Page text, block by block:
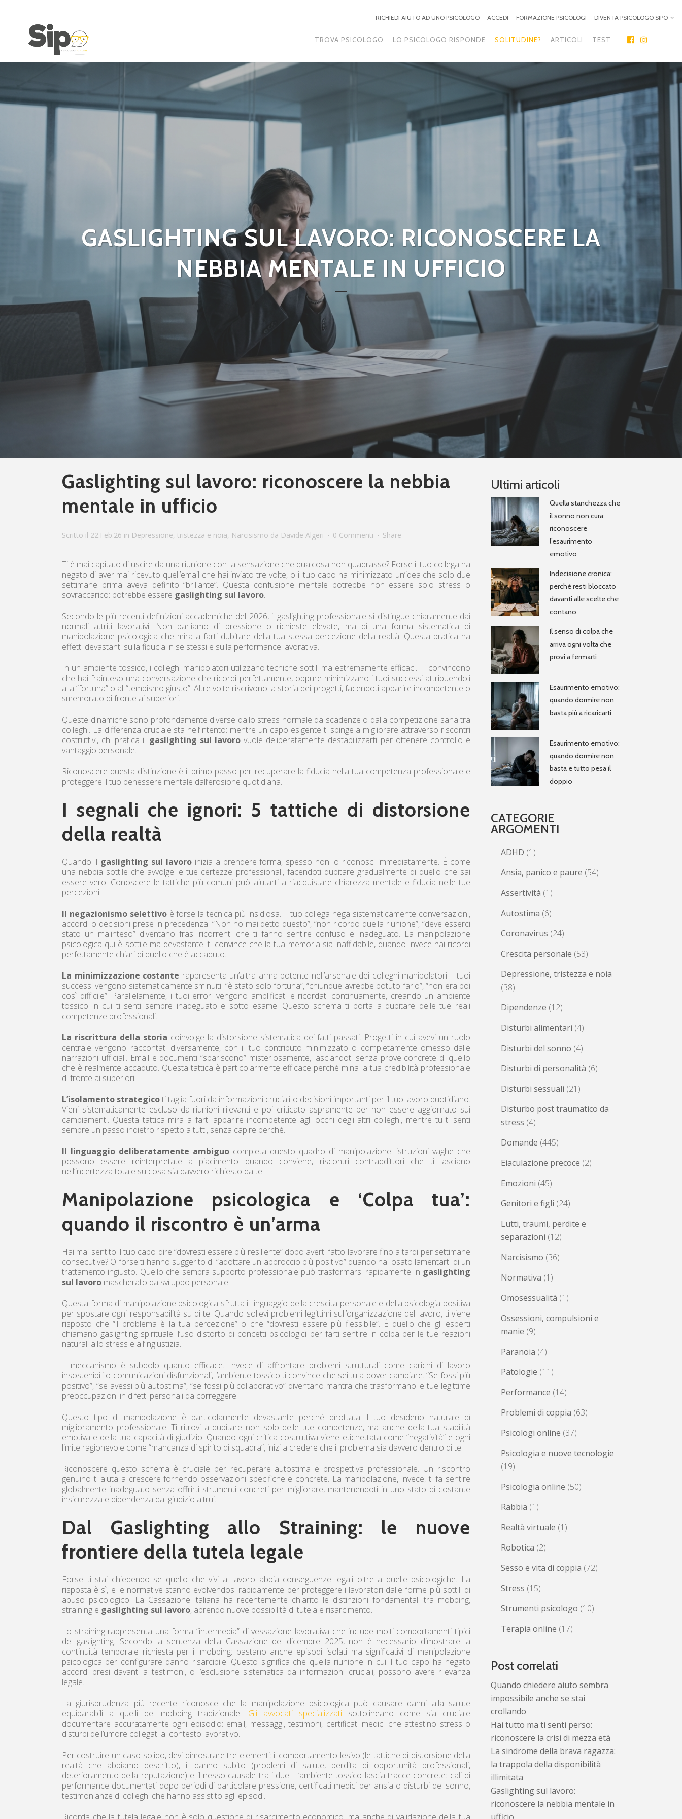
RICHIEDI AIUTO AD UNO PSICOLOGO ACCEDI FORMAZIONE PSICOLOGI DIVENTA PSICOLOGO SIPO
TROVA PSICOLOGO LO PSICOLOGO RISPONDE SOLITUDINE? ARTICOLI TEST
GASLIGHTING SUL LAVORO: RICONOSCERE LA
NEBBIA MENTALE IN UFFICIO
Gaslighting sul lavoro: riconoscere la nebbia
mentale in ufficio
Scritto il 22.Feb.26 in Depressione, tristezza e noia, Narcisismo da Davide Algeri 0 Commenti Share
Ti è mai capitato di uscire da una riunione con la sensazione che qualcosa non quadrasse? Forse il tuo collega ha
negato di aver mai ricevuto quell’email che hai inviato tre volte, o il tuo capo ha minimizzato un’idea che solo due
settimane prima aveva definito “brillante”. Questa confusione mentale potrebbe non essere solo stress o
sovraccarico: potrebbe essere gaslighting sul lavoro.
Secondo le più recenti definizioni accademiche del 2026, il gaslighting professionale si distingue chiaramente dai
normali attriti lavorativi. Non parliamo di pressione o richieste elevate, ma di una forma sistematica di
manipolazione psicologica che mira a farti dubitare della tua stessa percezione della realtà. Questa pratica ha
effetti devastanti sulla fiducia in se stessi e sulla performance lavorativa.
In un ambiente tossico, i colleghi manipolatori utilizzano tecniche sottili ma estremamente efficaci. Ti convincono
che hai frainteso una conversazione che ricordi perfettamente, oppure minimizzano i tuoi successi attribuendoli
alla “fortuna” o al “tempismo giusto”. Altre volte riscrivono la storia dei progetti, facendoti apparire incompetente o
smemorato di fronte ai superiori.
Queste dinamiche sono profondamente diverse dallo stress normale da scadenze o dalla competizione sana tra
colleghi. La differenza cruciale sta nell’intento: mentre un capo esigente ti spinge a migliorare attraverso riscontri
costruttivi, chi pratica il gaslighting sul lavorovuole deliberatamente destabilizzarti per ottenere controllo e
vantaggio personale.
Riconoscere questa distinzione è il primo passo per recuperare la fiducia nella tua competenza professionale e
proteggere il tuo benessere mentale dall’erosione quotidiana.
I segnali che ignori: 5 tattiche di distorsione
della realtà
Quando il gaslighting sul lavoroinizia a prendere forma, spesso non lo riconosci immediatamente. È come
una nebbia sottile che avvolge le tue certezze professionali, facendoti dubitare gradualmente di quello che sai
essere vero. Conoscere le tattiche più comuni può aiutarti a riacquistare chiarezza mentale e fiducia nelle tue
percezioni.
Il negazionismo selettivoè forse la tecnica più insidiosa. Il tuo collega nega sistematicamente conversazioni,
accordi o decisioni prese in precedenza. “Non ho mai detto questo”, “non ricordo quella riunione”, “deve esserci
stato un malinteso” diventano frasi ricorrenti che ti fanno sentire confuso e inadeguato. La manipolazione
psicologica qui è sottile ma devastante: ti convince che la tua memoria sia inaffidabile, quando invece hai ricordi
perfettamente chiari di quello che è accaduto.
La minimizzazione costante rappresenta un’altra arma potente nell’arsenale dei colleghi manipolatori. I tuoi
successi vengono sistematicamente sminuiti: “è stato solo fortuna”, “chiunque avrebbe potuto farlo”, “non era poi
così difficile”. Parallelamente, i tuoi errori vengono amplificati e ricordati continuamente, creando un ambiente
tossico in cui ti senti sempre inadeguato e sotto esame. Questo schema ti porta a dubitare delle tue reali
competenze professionali.
La riscrittura della storia coinvolge la distorsione sistematica dei fatti passati. Progetti in cui avevi un ruolo
centrale vengono raccontati diversamente, con il tuo contributo minimizzato o completamente omesso dalle
narrazioni ufficiali. Email e documenti “spariscono” misteriosamente, lasciandoti senza prove concrete di quello
che è realmente accaduto. Questa tattica è particolarmente efficace perché mina la tua credibilità professionale
di fronte ai superiori.
L’isolamento strategicoti taglia fuori da informazioni cruciali o decisioni importanti per il tuo lavoro quotidiano.
Vieni sistematicamente escluso da riunioni rilevanti e poi criticato aspramente per non essere aggiornato sui
cambiamenti. Questa tattica mira a farti apparire incompetente agli occhi degli altri colleghi, mentre tu ti senti
sempre un passo indietro rispetto a tutti, senza capire perché.
Il linguaggio deliberatamente ambiguo completa questo quadro di manipolazione: istruzioni vaghe che
possono essere reinterpretate a piacimento quando conviene, riscontri contraddittori che ti lasciano
nell’incertezza totale su cosa sia davvero richiesto da te.
Manipolazione psicologica e ‘Colpa tua’:
quando il riscontro è un’arma
Hai mai sentito il tuo capo dire “dovresti essere più resiliente” dopo averti fatto lavorare fino a tardi per settimane
consecutive? O forse ti hanno suggerito di “adottare un approccio più positivo” quando hai osato lamentarti di un
trattamento ingiusto. Quello che sembra supporto professionale può trasformarsi rapidamente in gaslighting
sul lavoro mascherato da sviluppo personale.
Questa forma di manipolazione psicologica sfrutta il linguaggio della crescita personale e della psicologia positiva
per spostare ogni responsabilità su di te. Quando sollevi problemi legittimi sull’organizzazione del lavoro, ti viene
risposto che “il problema è la tua percezione” o che “dovresti essere più flessibile”. È quello che gli esperti
chiamano gaslighting spirituale: l’uso distorto di concetti psicologici per farti sentire in colpa per le tue reazioni
naturali allo stress e all’ingiustizia.
Il meccanismo è subdolo quanto efficace. Invece di affrontare problemi strutturali come carichi di lavoro
insostenibili o comunicazioni disfunzionali, l’ambiente tossico ti convince che sei tu a dover cambiare. “Se fossi più
positivo”, “se avessi più autostima”, “se fossi più collaborativo” diventano mantra che trasformano le tue legittime
preoccupazioni in difetti personali da correggere.
Questo tipo di manipolazione è particolarmente devastante perché dirottata il tuo desiderio naturale di
miglioramento professionale. Ti ritrovi a dubitare non solo delle tue competenze, ma anche della tua stabilità
emotiva e della tua capacità di giudizio. Quando ogni critica costruttiva viene etichettata come “negatività” e ogni
limite ragionevole come “mancanza di spirito di squadra”, inizi a credere che il problema sia davvero dentro di te.
Riconoscere questo schema è cruciale per recuperare autostima e prospettiva professionale. Un riscontro
genuino ti aiuta a crescere fornendo osservazioni specifiche e concrete. La manipolazione, invece, ti fa sentire
globalmente inadeguato senza offrirti strumenti concreti per migliorare, mantenendoti in uno stato di costante
insicurezza e dipendenza dal giudizio altrui.
Dal Gaslighting allo Straining: le nuove
frontiere della tutela legale
Forse ti stai chiedendo se quello che vivi al lavoro abbia conseguenze legali oltre a quelle psicologiche. La
risposta è sì, e le normative stanno evolvendosi rapidamente per proteggere i lavoratori dalle forme più sottili di
abuso psicologico. La Cassazione italiana ha recentemente chiarito le distinzioni fondamentali tra mobbing,
straining e gaslighting sul lavoro, aprendo nuove possibilità di tutela e risarcimento.
Lo straining rappresenta una forma “intermedia” di vessazione lavorativa che include molti comportamenti tipici
del gaslighting. Secondo la sentenza della Cassazione del dicembre 2025, non è necessario dimostrare la
continuità temporale richiesta per il mobbing: bastano anche episodi isolati ma significativi di manipolazione
psicologica per configurare danno risarcibile. Questo significa che quella riunione in cui il tuo capo ha negato
accordi presi davanti a testimoni, o l’esclusione sistematica da informazioni cruciali, possono avere rilevanza
legale.
La giurisprudenza più recente riconosce che la manipolazione psicologica può causare danni alla salute
equiparabili a quelli del mobbing tradizionale. Gli avvocati specializzatisottolineano come sia cruciale
documentare accuratamente ogni episodio: email, messaggi, testimoni, certificati medici che attestino stress o
disturbi dell’umore collegati al contesto lavorativo.
Per costruire un caso solido, devi dimostrare tre elementi: il comportamento lesivo (le tattiche di distorsione della
realtà che abbiamo descritto), il danno subito (problemi di salute, perdita di opportunità professionali,
deterioramento della reputazione) e il nesso causale tra i due. L’ambiente tossico lascia tracce concrete: cali di
performance documentati dopo periodi di particolare pressione, certificati medici per ansia o disturbi del sonno,
testimonianze di colleghi che hanno assistito agli episodi.
Ultimi articoli
Quella stanchezza che
il sonno non cura:
riconoscere
l’esaurimento
emotivo
Indecisione cronica:
perché resti bloccato
davanti alle scelte che
contano
Il senso di colpa che
arriva ogni volta che
provi a fermarti
Esaurimento emotivo:
quando dormire non
basta più a ricaricarti
Esaurimento emotivo:
quando dormire non
basta e tutto pesa il
doppio
CATEGORIE
ARGOMENTI
ADHD (1)
Ansia, panico e paure (54)
Assertività (1)
Autostima (6)
Coronavirus (24)
Crescita personale (53)
Depressione, tristezza e noia
(38)
Dipendenze (12)
Disturbi alimentari (4)
Disturbi del sonno (4)
Disturbi di personalità (6)
Disturbi sessuali (21)
Disturbo post traumatico da
stress (4)
Domande (445)
Eiaculazione precoce (2)
Emozioni (45)
Genitori e figli (24)
Lutti, traumi, perdite e
separazioni (12)
Narcisismo (36)
Normativa (1)
Omosessualità (1)
Ossessioni, compulsioni e
manie (9)
Paranoia (4)
Patologie (11)
Performance (14)
Problemi di coppia (63)
Psicologi online (37)
Psicologia e nuove tecnologie
(19)
Psicologia online (50)
Rabbia (1)
Realtà virtuale (1)
Robotica (2)
Sesso e vita di coppia (72)
Stress (15)
Strumenti psicologo (10)
Terapia online (17)
Post correlati
Quando chiedere aiuto sembra
impossibile anche se stai
crollando
Hai tutto ma ti senti perso:
riconoscere la crisi di mezza età
La sindrome della brava ragazza:
la trappola della disponibilità
illimitata
Gaslighting sul lavoro:
riconoscere la nebbia mentale in